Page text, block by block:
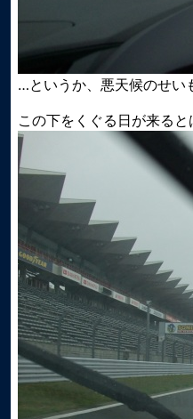
…というか、悪天候のせい
この下をくぐる日が来ると